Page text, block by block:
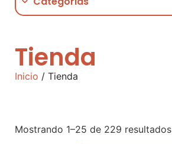
Tienda
Inicio / Tienda
Mostrando 1–25 de 229 resultados